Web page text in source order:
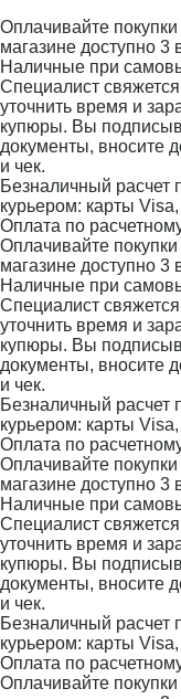
Оплачивайте
магазине доступно 3
Наличные при
Специалист
уточнить время и
купюры. Вы
документы, вносите
и чек.
Безналичный расчет
курьером: карты
Оплата по
Оплачивайте
магазине доступно 3
Наличные при
Специалист
уточнить время и
купюры. Вы
документы, вносите
и чек.
Безналичный расчет
курьером: карты
Оплата по
Оплачивайте
магазине доступно 3
Наличные при
Специалист
уточнить время и
купюры. Вы
документы, вносите
и чек.
Безналичный расчет
курьером: карты
Оплата по
Оплачивайте